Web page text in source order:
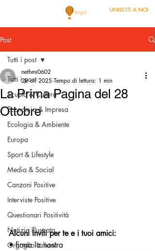
UNISCITI A NOI
Post
Tutti i post
Scuola & Cultura
Economia & Impresa
Ecologia & Ambiente
Europa
Sport & Lifestyle
Media & Social
Canzoni Positive
Interviste Positive
Questionari Positività
Notizia Illustrata
Orgoglio Italiano
Tutti i post
La Prima Pagina del 28
Ottobre
nethmi0602
28 ott 2025 Tempo di lettura: 1 min
Alcuni inviti per te e i tuoi amici:
• firma la nostra